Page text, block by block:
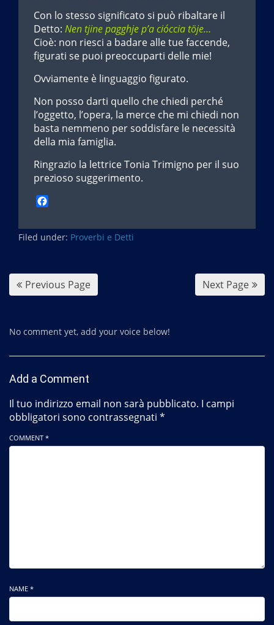
Con lo stesso significato si può ribaltare il
Detto: Nen tjine pagghje p’a cióccia töje…
Cioè: non riesci a badare alle tue faccende,
figurati se puoi preoccuparti delle mie!
Ovviamente è linguaggio figurato.
Non posso darti quello che chiedi perché
l’oggetto, l’opera, la merce che mi chiedi non
basta nemmeno per soddisfare le necessità
della mia famiglia.
Ringrazio la lettrice Tonia Trimigno per il suo
prezioso suggerimento.
c
e
o
k
Filed under: Proverbi e Detti
Previous Page Next Page
No comment yet, add your voice below!
Add a Comment
Il tuo indirizzo email non sarà pubblicato. I campi
obbligatori sono contrassegnati *
COMMENT *
NAME *